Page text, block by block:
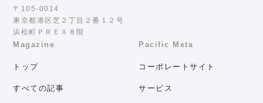
〒105-0014
東京都港区芝２丁目２番１２号
浜松町ＰＲＥＸ８階
Magazine
トップ
すべての記事
Pacific Meta
コーポレートサイト
サービス